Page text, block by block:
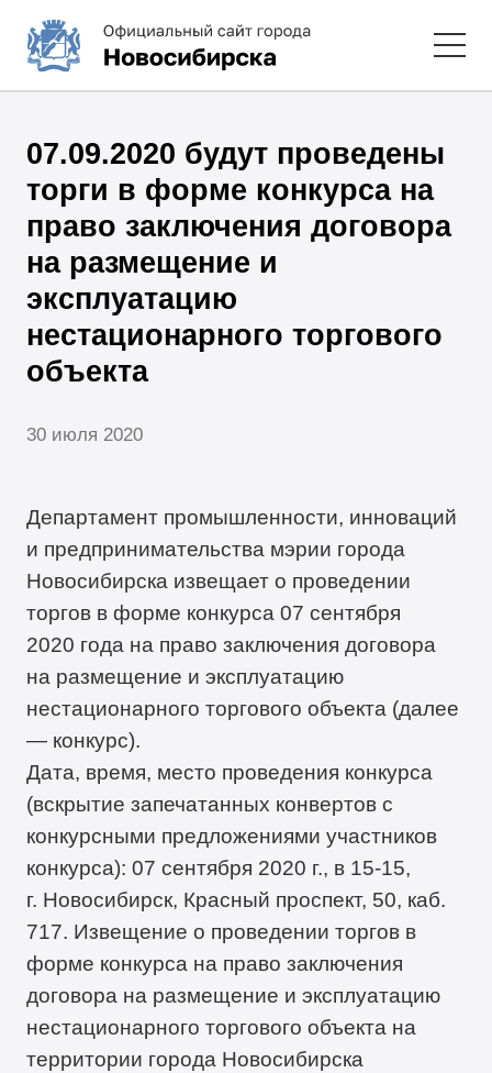
07.09.2020 будут проведены
торги в форме конкурса на
право заключения договора
на размещение и
эксплуатацию
нестационарного торгового
объекта
30 июля 2020
Департамент промышленности, инноваций
и предпринимательства мэрии города
Новосибирска извещает о проведении
торгов в форме конкурса 07 сентября
2020 года на право заключения договора
на размещение и эксплуатацию
нестационарного торгового объекта (далее
— конкурс).
Дата, время, место проведения конкурса
(вскрытие запечатанных конвертов с
конкурсными предложениями участников
конкурса): 07 сентября 2020 г., в 15-15,
г. Новосибирск, Красный проспект, 50, каб.
717. Извещение о проведении торгов в
форме конкурса на право заключения
договора на размещение и эксплуатацию
нестационарного торгового объекта на
территории города Новосибирска